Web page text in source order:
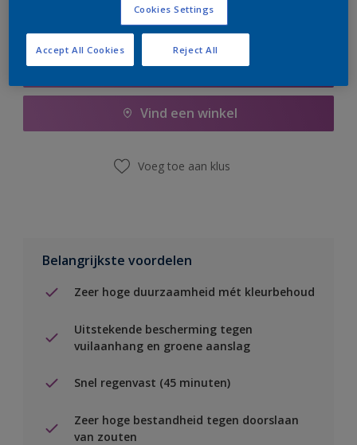
Boodschappenlijst
Vind een winkel
Voeg toe aan klus
Belangrijkste voordelen
Zeer hoge duurzaamheid mét kleurbehoud
Uitstekende bescherming tegen
vuilaanhang en groene aanslag
Snel regenvast (45 minuten)
Zeer hoge bestandheid tegen doorslaan
van zouten
Cookies Settings
Reject All
Accept All Cookies